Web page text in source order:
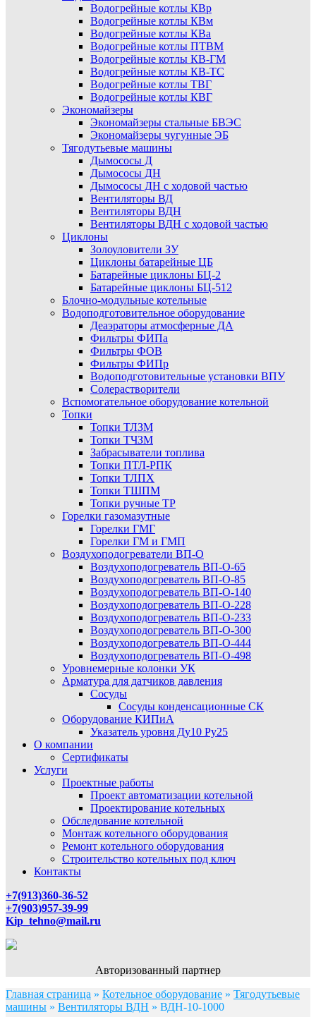
Водогрейные котлы КВр
Водогрейные котлы КВм
Водогрейные котлы КВа
Водогрейные котлы ПТВМ
Водогрейные котлы КВ-ГМ
Водогрейные котлы КВ-ТС
Водогрейные котлы ТВГ
Водогрейные котлы КВГ
Экономайзеры
Экономайзеры стальные БВЭС
Экономайзеры чугунные ЭБ
Тягодутьевые машины
Дымососы Д
Дымососы ДН
Дымососы ДН с ходовой частью
Вентиляторы ВД
Вентиляторы ВДН
Вентиляторы ВДН с ходовой частью
Циклоны
Золоуловители ЗУ
Циклоны батарейные ЦБ
Батарейные циклоны БЦ-2
Батарейные циклоны БЦ-512
Блочно-модульные котельные
Водоподготовительное оборудование
Деаэраторы атмосферные ДА
Фильтры ФИПа
Фильтры ФОВ
Фильтры ФИПр
Водоподготовительные установки ВПУ
Солерастворители
Вспомогательное оборудование котельной
Топки
Топки ТЛЗМ
Топки ТЧЗМ
Забрасыватели топлива
Топки ПТЛ-РПК
Топки ТЛПХ
Топки ТШПМ
Топки ручные ТР
Горелки газомазутные
Горелки ГМГ
Горелки ГМ и ГМП
Воздухоподогреватели ВП-О
Воздухоподогреватель ВП-О-65
Воздухоподогреватель ВП-О-85
Воздухоподогреватель ВП-О-140
Воздухоподогреватель ВП-О-228
Воздухоподогреватель ВП-О-233
Воздухоподогреватель ВП-О-300
Воздухоподогреватель ВП-О-444
Воздухоподогреватель ВП-О-498
Уровнемерные колонки УК
Арматура для датчиков давления
Сосуды
Сосуды конденсационные СК
Оборудование КИПиА
Указатель уровня Ду10 Ру25
О компании
Сертификаты
Услуги
Проектные работы
Проект автоматизации котельной
Проектирование котельных
Обследование котельной
Монтаж котельного оборудования
Ремонт котельного оборудования
Строительство котельных под ключ
Контакты
+7(913)360-36-52
+7(903)957-39-99
Kip_tehno@mail.ru
Авторизованный партнер
Главная страница » Котельное оборудование » Тягодутьевые
машины » Вентиляторы ВДН » ВДН-10-1000